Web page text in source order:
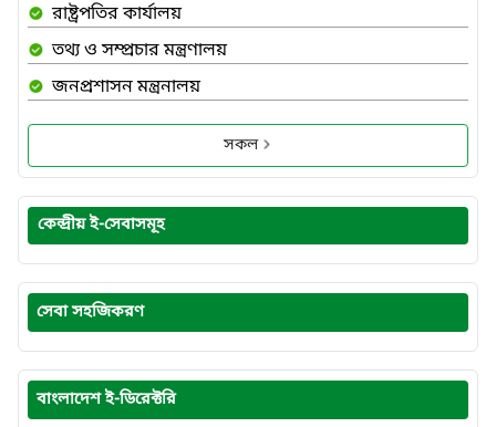
রাষ্ট্রপতির কার্যালয়
তথ্য ও সম্প্রচার মন্ত্রণালয়
জনপ্রশাসন মন্ত্রনালয়
সকল
কেন্দ্রীয় ই-সেবাসমূহ
সেবা সহজিকরণ
বাংলাদেশ ই-ডিরেক্টরি